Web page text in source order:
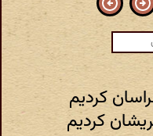
کردیم
کردیم